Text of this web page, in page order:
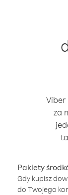
Viber
za
Pakiety
Gdy kupisz
do Twojego